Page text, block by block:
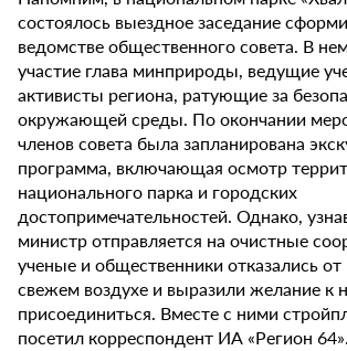
состоялось выездное заседание
ведомстве общественного совета. В
участие глава минприроды, ведущие
активисты региона, ратующие за
окружающей среды. По окончании
членов совета была запланирована
программа, включающая осмотр
национального парка и городских
достопримечательностей. Однако,
министр отправляется на очистные
ученые и общественники отказались от
свежем воздухе и выразили желание к
присоединиться. Вместе с ними
посетил корреспондент ИА «Регион 64».